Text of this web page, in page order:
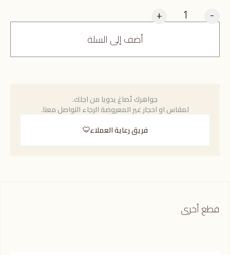
-
+
أضف إلى السلة
جواهرك تُصاغ يدويا من اجلك.
لمقاس او احجار غير المعروضة الرجاء التواصل معنا.
فريق رعاية العملاء
قطع أخرى